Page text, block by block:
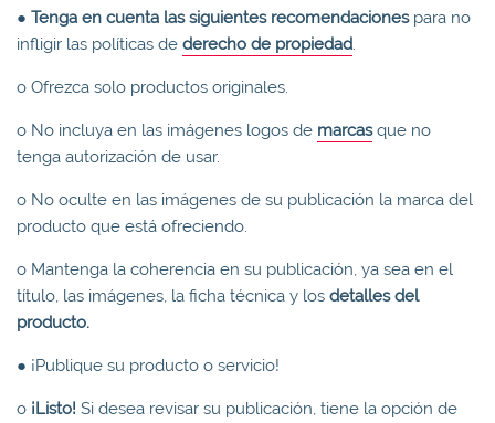
● Tenga en cuenta las siguientes recomendacionespara no
infligir las políticas de derecho de propiedad.
o Ofrezca solo productos originales.
o No incluya en las imágenes logos de marcasque no
tenga autorización de usar.
o No oculte en las imágenes de su publicación la marca del
producto que está ofreciendo.
o Mantenga la coherencia en su publicación, ya sea en el
título, las imágenes, la ficha técnica y los detalles del
producto.
● ¡Publique su producto o servicio!
o ¡Listo! Si desea revisar su publicación, tiene la opción de